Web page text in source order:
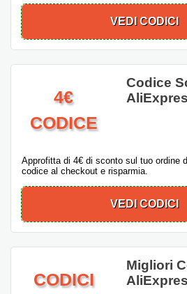
VEDI CODICI
4€
CODICE
Codice
Approfitta di 4€ di sconto sul tuo ordine
codice al checkout e risparmia.
VEDI CODICI
CODICI
Migliori